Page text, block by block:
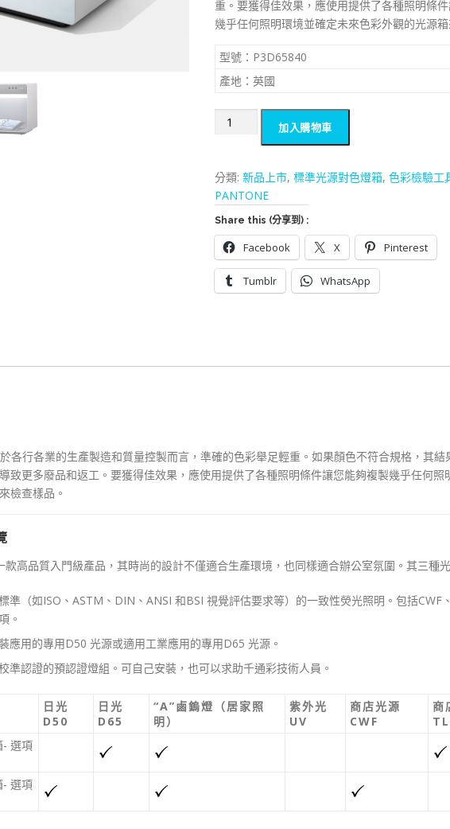
重。要獲得佳效果，應使用提供了各種照明條
幾乎任何照明環境並確定未來色彩外觀的光源箱
型號： P3D65840
產地：英國
PANTONE
源
箱
D65
主
光
源
Pantone
加入購物車
分類: 新品上市, 標準光源對色燈箱, 色彩檢驗工
PANTONE
Share this (分享到) :
Facebook X Pinterest
Tumblr WhatsApp
各行各業的生產製造和質量控製而言，準確的色彩舉足輕重。如果顏色不符合規格，其結
致更多廢品和返工。要獲得佳效果，應使用提供了各種照明條件讓您能夠複製幾乎任何照
檢查樣品。
高品質入門級產品，其時尚的設計不僅適合生產環境，也同樣適合辦公室氛圍。其三種光
準（如ISO、ASTM、DIN、ANSI 和BSI 視覺評估要求等）的一致性熒光照明。包括CWF
。
應用的專用D50 光源或適用工業應用的專用D65 光源。
準認證的預認證燈組。可自己安裝，也可以求助千通彩技術人員。
日光
D50
日光
D65
“A”鹵鎢燈（居家照
明）
紫外光
UV
商店光源
CWF
商
- 選項
- 選項